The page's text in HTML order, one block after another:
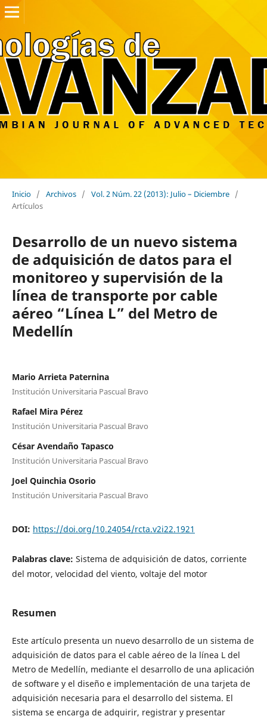
Inicio / Archivos / Vol. 2 Núm. 22 (2013): Julio – Diciembre /
Artículos
Desarrollo de un nuevo sistema
de adquisición de datos para el
monitoreo y supervisión de la
línea de transporte por cable
aéreo “Línea L” del Metro de
Medellín
Mario Arrieta Paternina
Institución Universitaria Pascual Bravo
Rafael Mira Pérez
Institución Universitaria Pascual Bravo
César Avendaño Tapasco
Institución Universitaria Pascual Bravo
Joel Quinchia Osorio
Institución Universitaria Pascual Bravo
DOI: https://doi.org/10.24054/rcta.v2i22.1921
Palabras clave: Sistema de adquisición de datos, corriente
del motor, velocidad del viento, voltaje del motor
Resumen
Este artículo presenta un nuevo desarrollo de un sistema de
adquisición de datos para el cable aéreo de la línea L del
Metro de Medellín, mediante el desarrollo de una aplicación
de software y el diseño e implementación de una tarjeta de
adquisición necesaria para el desarrollo del sistema. El
sistema se encarga de adquirir, registrar y presentar